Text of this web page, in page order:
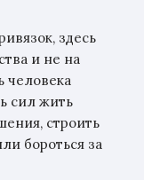
здесь
и не на
человека
сил жить
строить
бороться за